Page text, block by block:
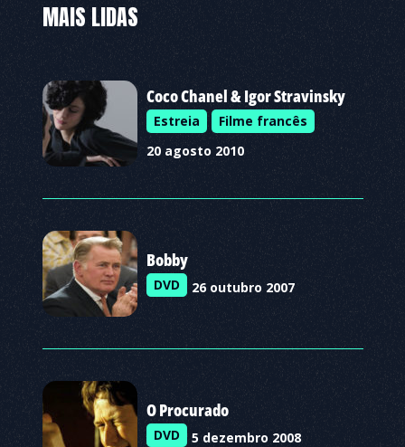
MAIS LIDAS
Coco Chanel & Igor Stravinsky
Estreia
Filme francês
20 agosto 2010
Bobby
DVD 26 outubro 2007
O Procurado
DVD 5 dezembro 2008